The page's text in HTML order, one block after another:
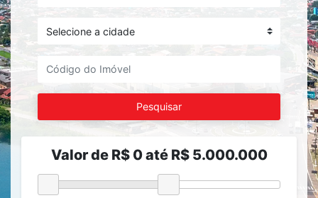
Pesquisar
Valor de R$ 0 até R$ 5.000.000